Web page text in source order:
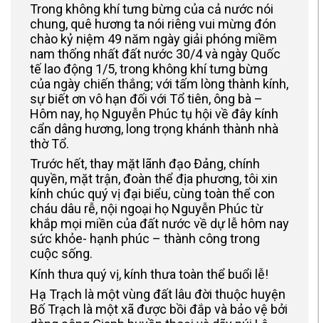
Trong không khí tưng bừng của cả nước nói
chung, quê hương ta nói riêng vui mừng đón
chào kỷ niệm 49 năm ngày giải phóng miềm
nam thống nhất đất nước 30/4 và ngày Quốc
tế lao động 1/5, trong không khí tưng bừng
của ngày chiến thắng; với tấm lòng thành kính,
sự biết ơn vô hạn đối với Tổ tiên, ông bà –
Hôm nay, họ Nguyễn Phúc tụ hội về đây kính
cẩn dâng hương, long trọng khánh thành nhà
thờ Tổ.
Trước hết, thay mặt lãnh đạo Đảng, chính
quyền, mặt trận, đoàn thể địa phương, tôi xin
kính chúc quý vị đại biểu, cùng toàn thể con
cháu dâu rễ, nội ngoại họ Nguyễn Phúc từ
khắp mọi miền của đất nước về dự lễ hôm nay
sức khỏe- hạnh phúc – thành công trong
cuộc sống.
Kính thưa quý vị, kính thưa toàn thể buổi lễ!
Hạ Trạch là một vùng đất lâu đời thuộc huyện
Bố Trạch là một xã được bồi đắp và bảo vệ bởi